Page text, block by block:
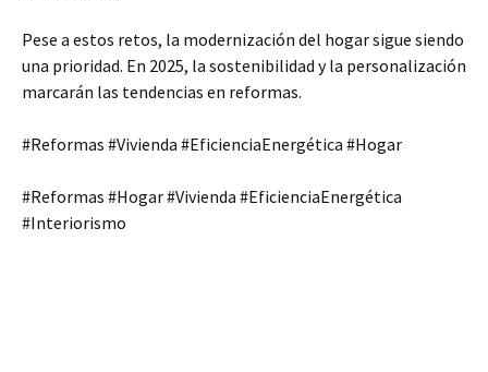
Pese a estos retos, la modernización del hogar sigue siendo
una prioridad. En 2025, la sostenibilidad y la personalización
marcarán las tendencias en reformas.
#Reformas #Vivienda #EficienciaEnergética #Hogar
#Reformas #Hogar #Vivienda #EficienciaEnergética
#Interiorismo